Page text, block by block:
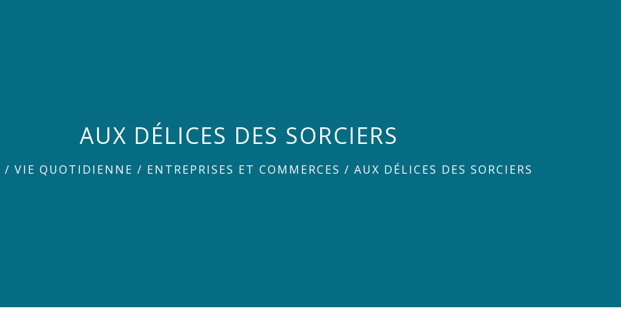
AUX DÉLICES DES SORCIERS
/VIE QUOTIDIENNE / ENTREPRISES ET COMMERCES /AUX DÉLICES DES SORCIERS